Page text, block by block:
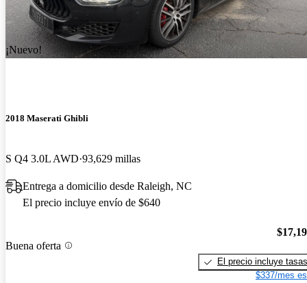
¡Nuevo!
2018 Maserati Ghibli
S Q4 3.0L AWD 93,629 millas
Entrega a domicilio desde Raleigh, NC
El precio incluye envío de $640
Buena oferta
El precio incluye tasas
$337/mes